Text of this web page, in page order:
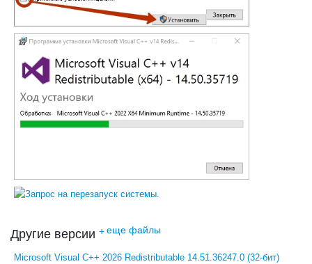
Другие версии +еще файлы
Microsoft Visual C++ 2026 Redistributable 14.51.36247.0 (32-бит)